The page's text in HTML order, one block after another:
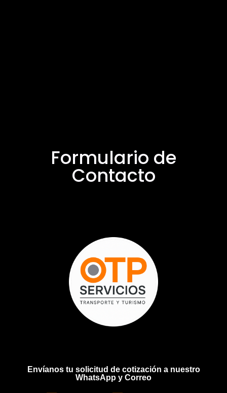
Formulario de
Contacto
Envíanos tu solicitud de cotización a nuestro
WhatsApp y Correo